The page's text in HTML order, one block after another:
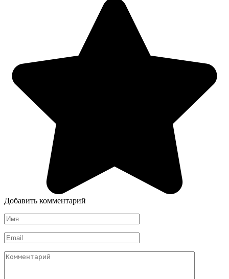
Добавить комментарий
Имя
*
Email
*
Комментарий